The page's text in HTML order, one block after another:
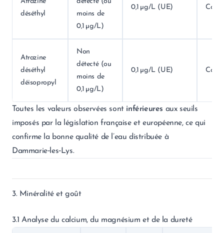
déséthyl
moins de
0,1 µg/L)
0,1 µg/L (UE)
Atrazine
déséthyl
déisopropyl
Non
détecté (ou
moins de
0,1 µg/L)
0,1 µg/L (UE)
Toutes les valeurs observées sont inférieures aux seuils
imposés par la législation française et européenne, ce qui
confirme la bonne qualité de l’eau distribuée à
Dammarie‑les‑Lys.
3. Minéralité et goût
3.1 Analyse du calcium, du magnésium et de la dureté